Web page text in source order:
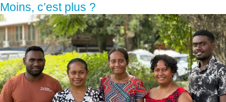
Moins, c’est plus ?